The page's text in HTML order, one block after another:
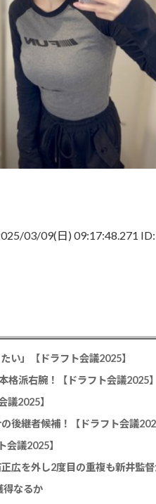
03/09(日) 09:17:48.271
い」【ドラフト会議2025】
格派右腕！【ドラフト会議2025】
議2025】
後継者候補！【ドラフト会議
会議2025】
得なるか